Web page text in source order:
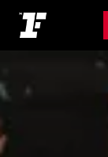
main
content